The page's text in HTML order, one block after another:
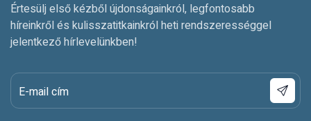
Értesülj első kézből újdonságainkról, legfontosabb
híreinkről és kulisszatitkainkról heti rendszerességgel
jelentkező hírlevelünkben!
E-mail cím